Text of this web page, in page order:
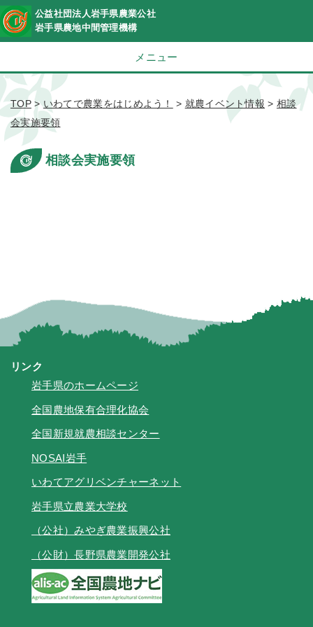
公益社団法人岩手県農業公社
岩手県農地中間管理機構
メニュー
TOP>いわてで農業をはじめよう！ > 就農イベント情報 > 相談
会実施要領
相談会実施要領
リンク
岩手県のホームページ
全国農地保有合理化協会
全国新規就農相談センター
NOSAI岩手
いわてアグリベンチャーネット
岩手県立農業大学校
（公社）みやぎ農業振興公社
（公財）長野県農業開発公社